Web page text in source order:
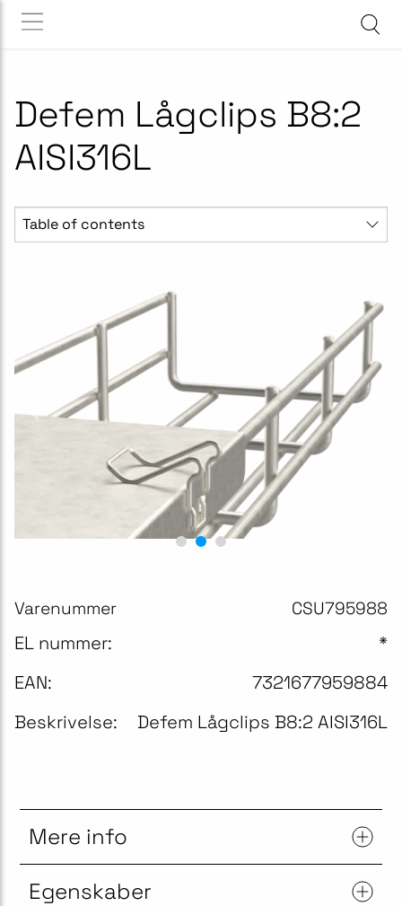
Defem Lågclips B8:2
AISI316L
Table of contents
Varenummer CSU795988
EL nummer:
*
EAN:
7321677959884
Beskrivelse:
Defem Lågclips B8:2 AISI316L
Mere info
Egenskaber